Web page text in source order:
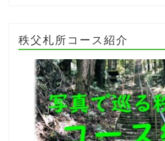
秩父札所コース紹介